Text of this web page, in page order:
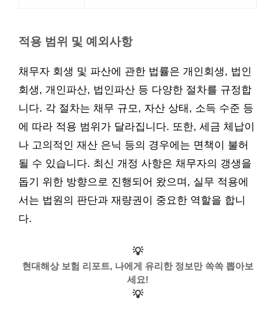
적용 범위 및 예외사항
채무자 회생 및 파산에 관한 법률은 개인회생, 법인
회생, 개인파산, 법인파산 등 다양한 절차를 규정합
니다. 각 절차는 채무 규모, 자산 상태, 소득 수준 등
에 따라 적용 범위가 달라집니다. 또한, 세금 체납이
나 고의적인 재산 은닉 등의 경우에는 면책이 불허
될 수 있습니다. 최신 개정 사항은 채무자의 갱생을
돕기 위한 방향으로 진행되어 왔으며, 실무 적용에
서는 법원의 판단과 재량권이 중요한 역할을 합니
다.
💡
현대해상 보험 리포트, 나에게 유리한 정보만 쏙쏙 뽑아보
세요!
💡